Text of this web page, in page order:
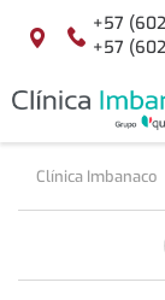
Saltar al contenido
Localización
+57
+57
Clínica Imbanaco